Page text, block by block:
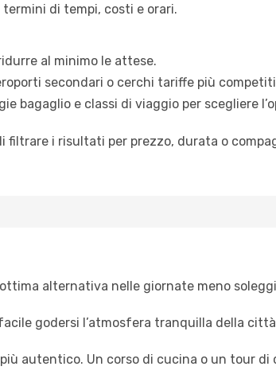
di tempi, costi e orari.
al minimo le attese.
secondari o cerchi tariffe più
bagaglio e classi di viaggio per scegliere
i risultati per prezzo, durata o
alternativa nelle giornate meno
godersi l’atmosfera tranquilla della
autentico. Un corso di cucina o un tour di